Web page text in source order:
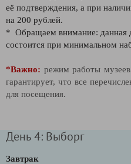
её подтверждения, а при
на 200 рублей.
* Обращаем внимание: данная
состоится при минимальном
*Важно: режим работы
гарантирует, что все
для посещения.
День 4: Выборг
Завтрак